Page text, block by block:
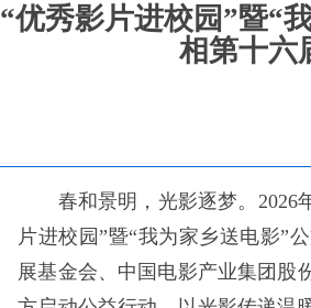
“优秀影片进校园”暨“
相第十六
春和景明，光影逐梦。2026
片进校园”暨“我为家乡送电影”
展基金会、中国电影产业集团股